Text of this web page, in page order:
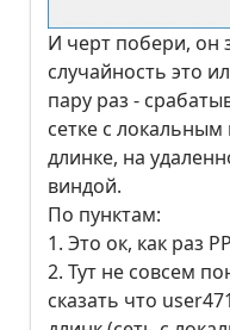
И черт побери, он
случайность это
пару раз -
сетке с
длинке, на
виндой.
По пунктам:
1. Это ок, как раз
2. Тут не совсем
сказать что